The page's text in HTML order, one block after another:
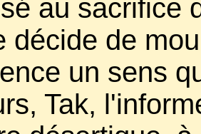
au sacrifice
décide de
un sens
Tak,